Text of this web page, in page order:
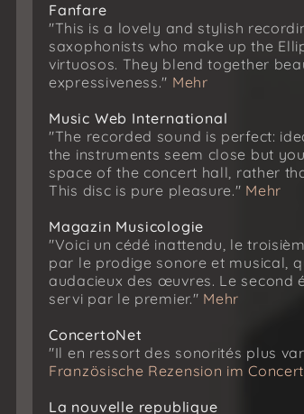
Fanfare
"This is a lovely and stylish
saxophonists who make up the
virtuosos. They blend together
expressiveness." Mehr
Music Web International
"The recorded sound is perfect:
the instruments seem close but
space of the concert hall, rather
This disc is pure pleasure." Mehr
Magazin Musicologie
"Voici un cédé inattendu, le
par le prodige sonore et musical,
audacieux des œuvres. Le second
servi par le premier." Mehr
ConcertoNet
"Il en ressort des sonorités plus
Französische Rezension im
La nouvelle republique